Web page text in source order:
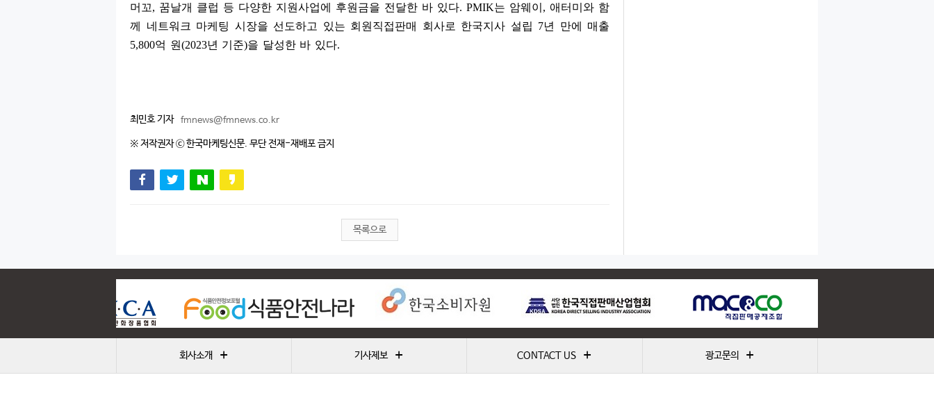
머꼬, 꿈날개 클럽 등 다양한 지원사업에 후원금을 전달한 바 있다. PMIK는 암웨이 , 애터미와 함
께 네트워크 마케팅 시장을 선도하고 있는 회원직접판매 회사로 한국지사 설립 7년 만에 매출
5,800억 원(2023년 기준)을 달성한 바 있다.
최민호 기자 fmnews@fmnews.co.kr
※ 저작권자 ⓒ 한국마케팅신문. 무단 전재-재배포 금지
목록으로
회사소개 + 기사제보 + CONTACT US + 광고문의 +